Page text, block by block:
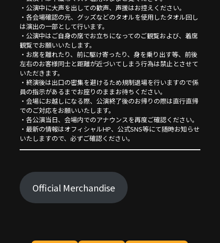
・公演中に大声を出しての歓声、声援はお控えください。
・各会場確認の元、グッズなどのタオルを使用したタオル回し
は演出の一部として行います。
・公演中はご自身の席でお立ちになってのご観覧および、着席
観覧でお願いいたします。
・お席を離れたり、前に駆け寄ったり、身を乗り出す等、前後
左右のお客様同士と距離が近づいてしまう行為は禁止とさせて
いただきます。
・終演後は出口の密集を避けるため規制退場を行いますので係
員の指示があるまでお座りのままお待ちください。
・会場にお越しになる際、公演終了後のお帰りの際は直行直帰
でのご対応をお願いいたします。
・各公演当日、会場内でのアナウンスを再度ご確認ください。
・最新の情報はオフィシャルHP、公式SNS等にて随時お知らせ
いたしますので、必ずご確認ください。
Official Merchandise